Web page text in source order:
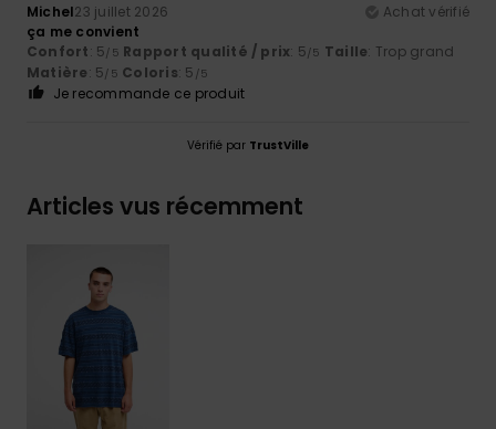
Michel23 juillet 2026
Achat vérifié
ça me convient
Confort: 5/5 Rapport qualité / prix: 5/5 Taille: Trop grand
Matière: 5/5 Coloris: 5 /5
Je recommande ce produit
Vérifié par TrustVille
Articles vus récemment